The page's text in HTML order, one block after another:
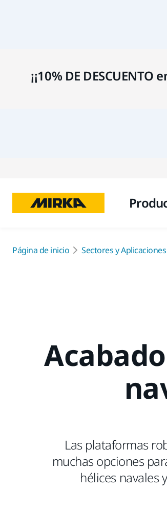
¡¡10% DE
Página de inicio Sectores y Aplicaciones
Las plataformas
muchas opciones
hélices navales